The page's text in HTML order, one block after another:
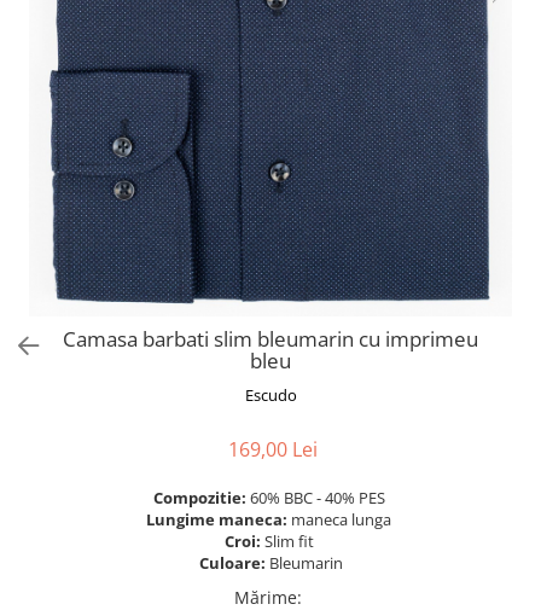
Camasa barbati slim bleumarin cu imprimeu
bleu
Escudo
169,00 Lei
Compozitie: 60% BBC - 40% PES
Lungime maneca: maneca lunga
Croi: Slim fit
Culoare: Bleumarin
Mărime: